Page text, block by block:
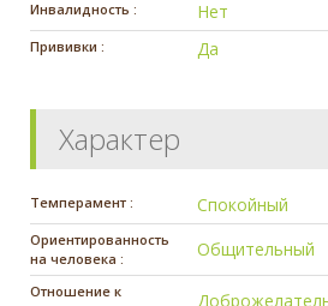
Инвалидность : Нет
Прививки : Да
Характер
Темперамент : Спокойный
Ориентированность
на человека :
Общительный
Отношение к